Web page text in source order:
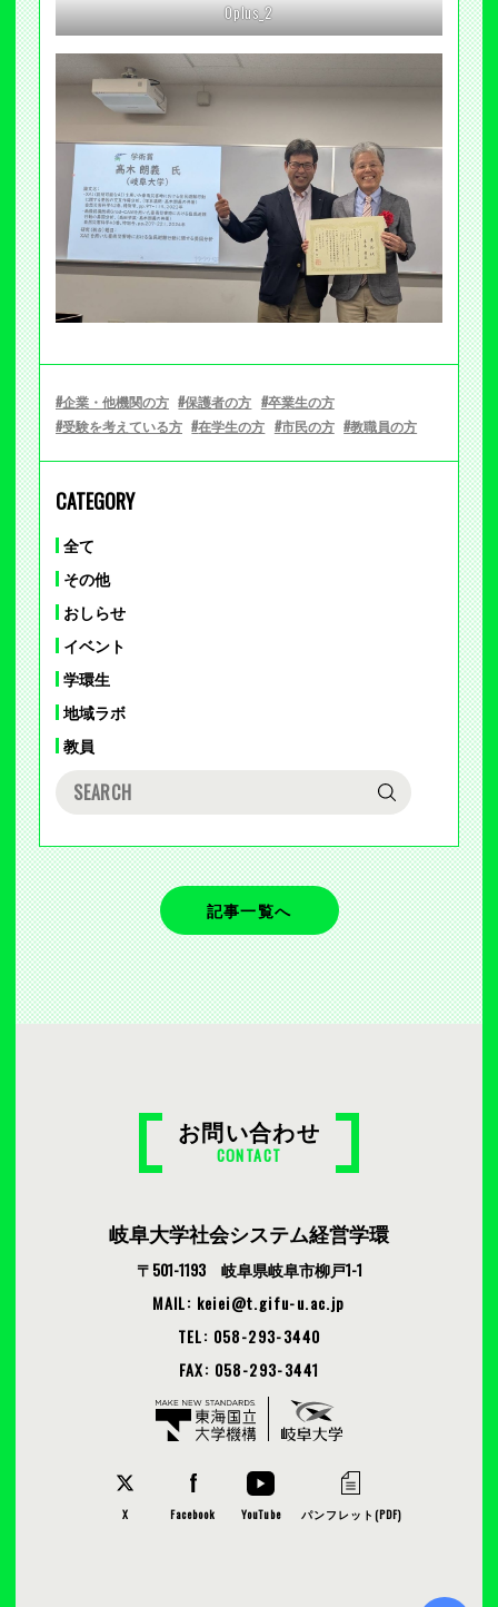
Oplus_2
企業・他機関の方 保護者の方
卒業生の方
受験を考えている方
在学生の方 市民の方 教職員の方
CATEGORY
全て
その他
おしらせ
イベント
学環生
地域ラボ
教員
記事一覧へ
お問い合わせ
CONTACT
岐阜大学社会システム経営学環
〒501-1193 岐阜県岐阜市柳戸1-1
MAIL: keiei
t.gifu-u.ac.jp
TEL: 058-293-3440
FAX: 058-293-3441
X Facebook YouTube パンフレット(PDF)